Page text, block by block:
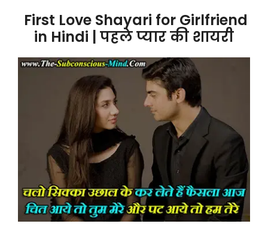
First Love Shayari for Girlfriend
in Hindi | पहले प्यार की शायरी